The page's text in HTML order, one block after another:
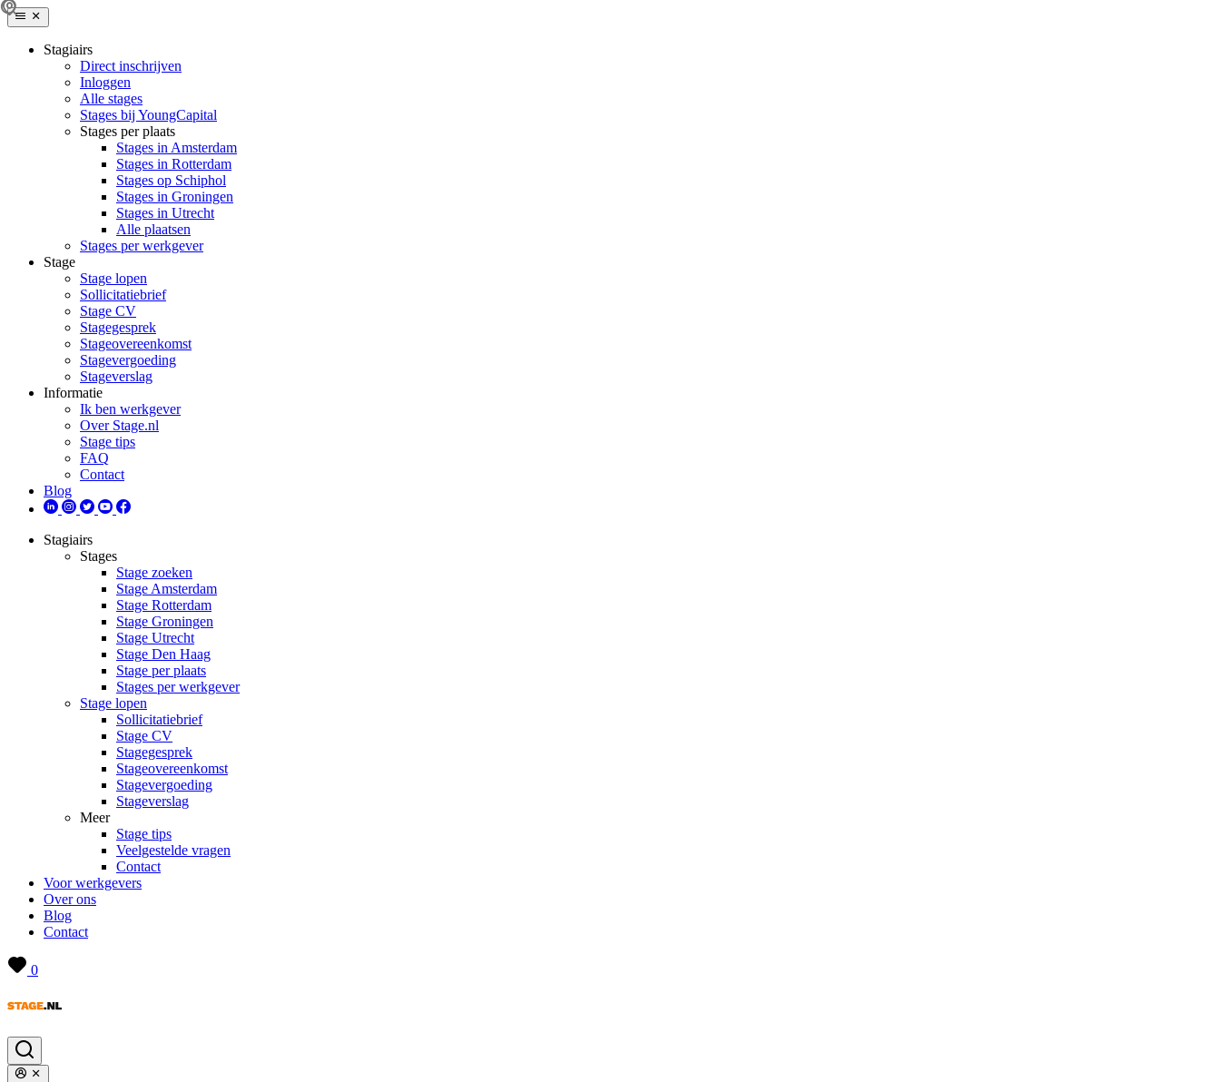
Stagiairs
Direct inschrijven
Inloggen
Alle stages
Stages bij YoungCapital
Stages per plaats
Stages in Amsterdam
Stages in Rotterdam
Stages op Schiphol
Stages in Groningen
Stages in Utrecht
Alle plaatsen
Stages per werkgever
Stage
Stage lopen
Sollicitatiebrief
Stage CV
Stagegesprek
Stageovereenkomst
Stagevergoeding
Stageverslag
Informatie
Ik ben werkgever
Over Stage.nl
Stage tips
FAQ
Contact
Blog
Stagiairs
Stages
Stage zoeken
Stage Amsterdam
Stage Rotterdam
Stage Groningen
Stage Utrecht
Stage Den Haag
Stage per plaats
Stages per werkgever
Stage lopen
Sollicitatiebrief
Stage CV
Stagegesprek
Stageovereenkomst
Stagevergoeding
Stageverslag
Meer
Stage tips
Veelgestelde vragen
Contact
Voor werkgevers
Over ons
Blog
Contact
0